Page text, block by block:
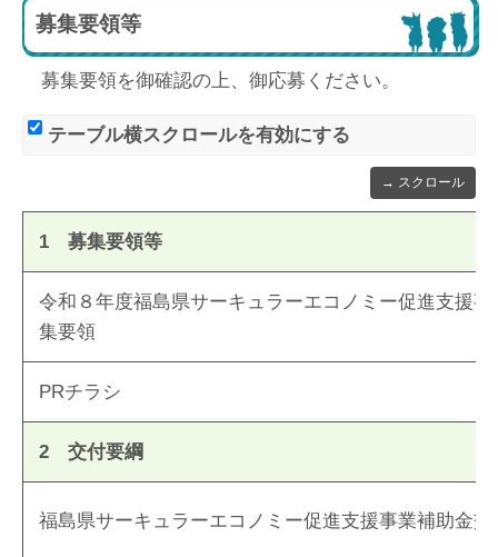
募集要領等
募集要領を御確認の上、御応募ください。
テーブル横スクロールを有効にする
1 募集要領等
令和８年度福島県サーキュラーエコノミー促進支援事
集要領
PRチラシ
2 交付要綱
福島県サーキュラーエコノミー促進支援事業補助金交